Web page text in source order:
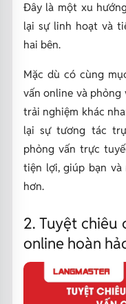
Đây là một xu
lại sự linh hoạt và
hai bên.
Mặc dù có cùng
vấn online và
trải nghiệm khác
lại sự tương tác
phỏng vấn trực
tiện lợi, giúp bạn
hơn.
2. Tuyệt chiêu
online hoàn